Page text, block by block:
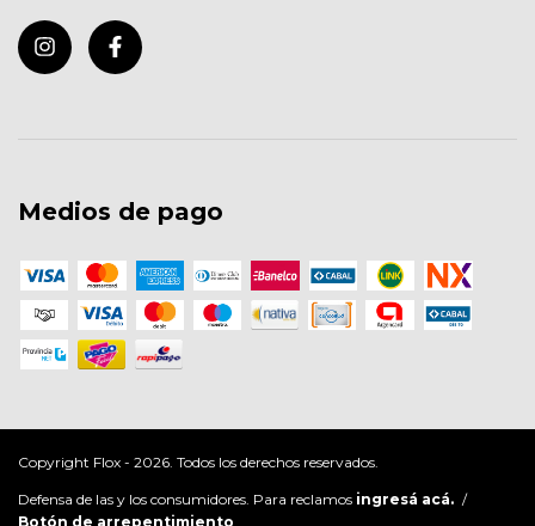
Medios de pago
Copyright Flox - 2026. Todos los derechos reservados.
Defensa de las y los consumidores. Para reclamos ingresá acá. /
Botón de arrepentimiento